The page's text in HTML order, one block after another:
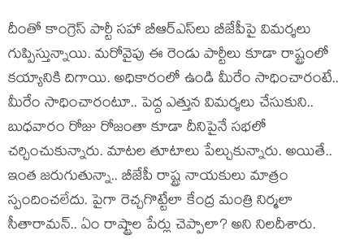
దీంతో కాంగ్రెస్ పార్టీ స‌హా బీఆర్ఎస్‌లు బీజేపీపై విమ‌ర్శ‌లు
గుప్పిస్తున్నాయి. మ‌రోవైపు ఈ రెండు పార్టీలు కూడా రాష్ట్రంలో
క‌య్యానికి దిగాయి. అధికారంలో ఉండి మీరేం సాధించారంటే..
మీరేం సాధించారంటూ.. పెద్ద ఎత్తున విమ‌ర్శ‌లు చేసుకుని..
బుధ‌వారం రోజు రోజంతా కూడా దీనిపైనే స‌భ‌లో
చ‌ర్చించుకున్నారు. మాట‌ల తూటాలు పేల్చుకున్నారు. అయితే..
ఇంత జ‌రుగుతున్నా.. బీజేపీ రాష్ట్ర నాయ‌కులు మాత్రం
స్పందించ‌లేదు. పైగా రెచ్చ‌గొట్టేలా కేంద్ర మంత్రి నిర్మ‌లా
సీతారామ‌న్‌.. ఏం రాష్ట్రాల పేర్లు చెప్పాలా? అని నిల‌దీశారు.